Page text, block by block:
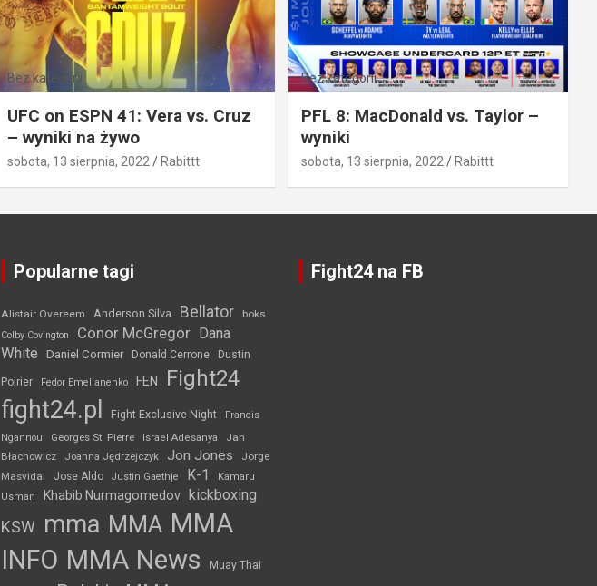
Bez kategorii
UFC on ESPN 41: Vera vs. Cruz
– wyniki na żywo
sobota, 13 sierpnia, 2022 Rabittt
Bez kategorii
PFL 8: MacDonald vs. Taylor –
wyniki
sobota, 13 sierpnia, 2022 Rabittt
Popularne tagi
Alistair Overeem Anderson Silva Bellator boks
Colby Covington Conor McGregor Dana
White
Daniel Cormier Donald Cerrone Dustin
Poirier Fedor Emelianenko FEN Fight24
fight24.pl Fight Exclusive Night
Francis
Ngannou
Georges St. Pierre Israel Adesanya
Jan
Błachowicz
Joanna Jędrzejczyk Jon Jones
Jorge
Masvidal
Jose Aldo Justin Gaethje K-1
Kamaru
Usman
Khabib Nurmagomedov kickboxing
KSW mma MMA MMA
INFO MMA News Muay Thai
Fight24 na FB